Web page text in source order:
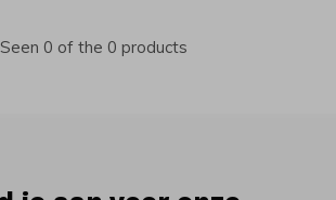
Seen 0 of the 0 products